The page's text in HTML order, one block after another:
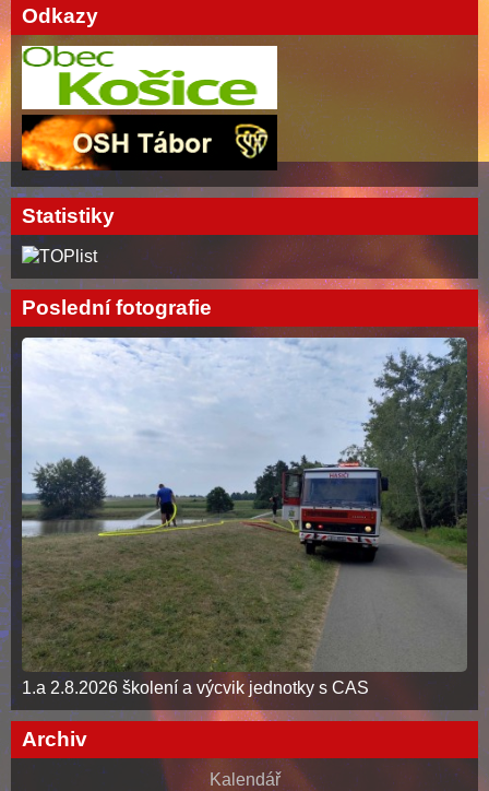
Odkazy
Statistiky
Poslední fotografie
1.a 2.8.2026 školení a výcvik jednotky s CAS
Archiv
Kalendář